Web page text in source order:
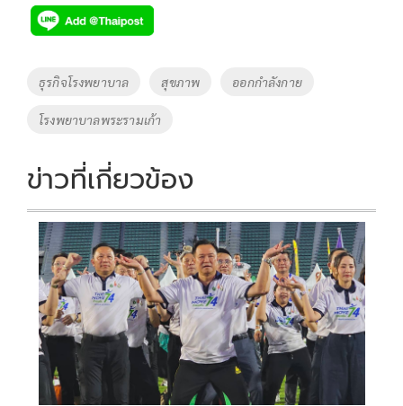
e
b
o
k
tt
er
p
y
k
Tags
ธุรกิจโรงพยาบาล สุขภาพ ออกกำลังกาย
โรงพยาบาลพระรามเก้า
ข่าวที่เกี่ยวข้อง